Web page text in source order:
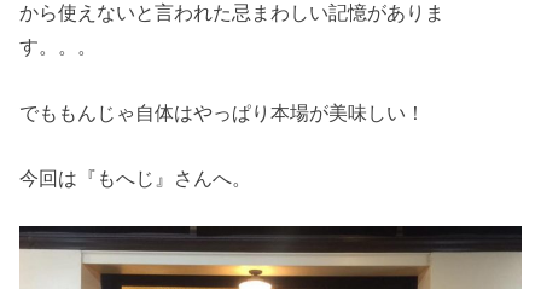
から使えないと言われた忌まわしい記憶がありま
す。。。
でももんじゃ自体はやっぱり本場が美味しい！
今回は『もへじ』さんへ。